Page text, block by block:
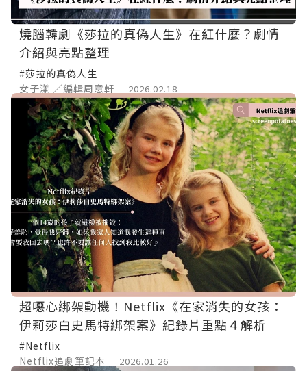
燒腦韓劇《莎拉的真偽人生》在紅什麼？劇情
介紹與亮點整理
#莎拉的真偽人生
女子漾 ／編輯周意軒
2026.02.18
超噁心綁架動機！Netflix《在家消失的女孩：
伊莉莎白史馬特綁架案》紀錄片重點４解析
#Netflix
Netflix追劇筆記本
2026.01.26